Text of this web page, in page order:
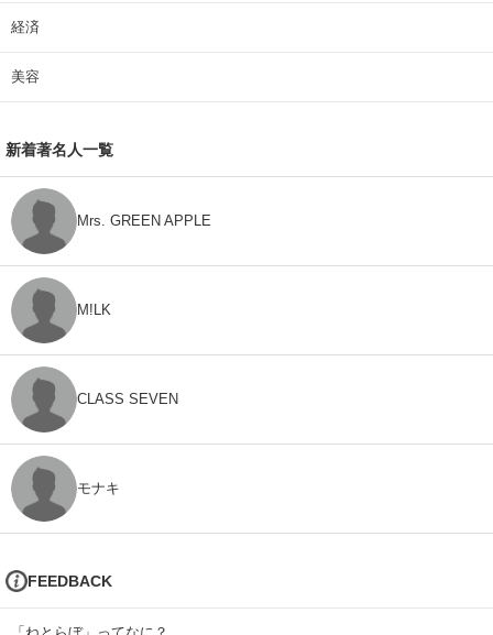
経済
美容
新着著名人一覧
Mrs. GREEN APPLE
M!LK
CLASS SEVEN
モナキ
FEEDBACK